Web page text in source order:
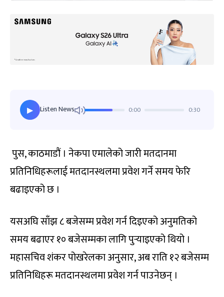
▶ Listen News 0:00 0:30
पुस, काठमाडौं । नेकपा एमालेको जारी मतदानमा
प्रतिनिधिहरूलाई मतदानस्थलमा प्रवेश गर्ने समय फेरि
बढाइएको छ ।
यसअघि साँझ ८ बजेसम्म प्रवेश गर्न दिइएको अनुमतिको
समय बढाएर १० बजेसम्मका लागि पुर्‍याइएको थियो ।
महासचिव शंकर पोखरेलका अनुसार, अब राति १२ बजेसम्म
प्रतिनिधिहरू मतदानस्थलमा प्रवेश गर्न पाउनेछन् ।